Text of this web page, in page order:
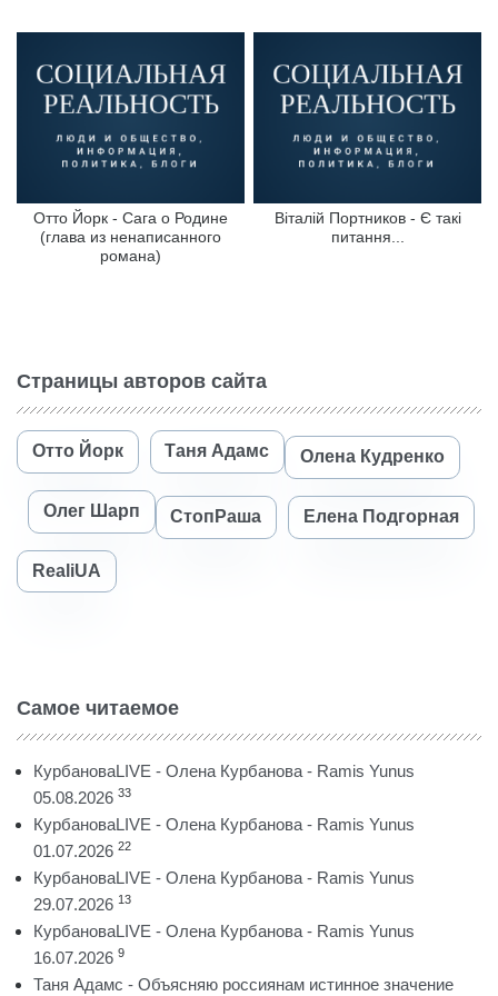
Отто Йорк - Сага о Родине
(глава из ненаписанного
романа)
Віталій Портников - Є такі
питання...
Страницы авторов сайта
Отто Йорк Таня Адамс Олена Кудренко
Олег Шарп СтопРаша Елена Подгорная
RealiUA
Самое читаемое
КурбановаLIVE - Олена Курбанова - Ramis Yunus
05.08.2026 33
КурбановаLIVE - Олена Курбанова - Ramis Yunus
01.07.2026 22
КурбановаLIVE - Олена Курбанова - Ramis Yunus
29.07.2026 13
КурбановаLIVE - Олена Курбанова - Ramis Yunus
16.07.2026 9
Таня Адамс - Объясняю россиянам истинное значение